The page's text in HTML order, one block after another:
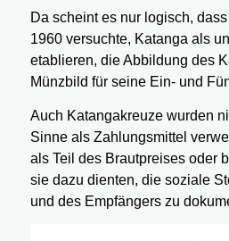
Da scheint es nur logisch,
1960 versuchte, Katanga als
etablieren, die Abbildung des
Münzbild für seine Ein- und
Auch Katangakreuze wurden
Sinne als Zahlungsmittel
als Teil des Brautpreises oder
sie dazu dienten, die soziale
und des Empfängers zu